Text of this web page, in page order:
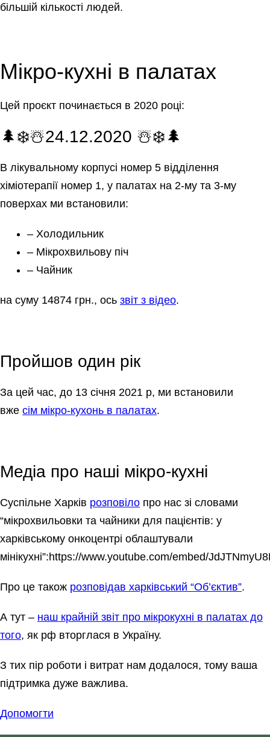
більшій кількості людей.
Мікро-кухні в палатах
Цей проєкт починається в 2020 році:
🌲❄️☃️24.12.2020 ☃️❄️🌲
В лікувальному корпусі номер 5 відділення
хіміотерапії номер 1, у палатах на 2-му та 3-му
поверхах ми встановили:
– Холодильник
– Мікрохвильову піч
– Чайник
на суму 14874 грн., ось звіт з відео.
Пройшов один рік
За цей час, до 13 січня 2021 р, ми встановили
вже сім мікро-кухонь в палатах.
Медіа про наші мікро-кухні
Суспільне Харків розповіло про нас зі словами
“мікрохвильовки та чайники для пацієнтів: у
харківському онкоцентрі облаштували
мінікухні”:https://www.youtube.com/embed/
Про це також розповідав харківський “Oб’єктив”.
А тут – наш крайній звіт про мікрокухні в палатах до
того, як рф вторглася в Україну.
З тих пір роботи і витрат нам додалося, тому ваша
підтримка дуже важлива.
Допомогти